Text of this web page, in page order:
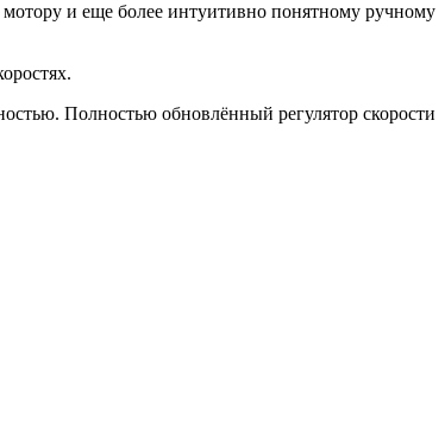
и еще более интуитивно понятному ручному
Полностью обновлённый регулятор скорости